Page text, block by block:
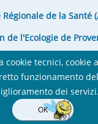
Régionale de la Santé
de l'Ecologie de
cookie tecnici, cookie
funzionamento
dei servizi.
OK